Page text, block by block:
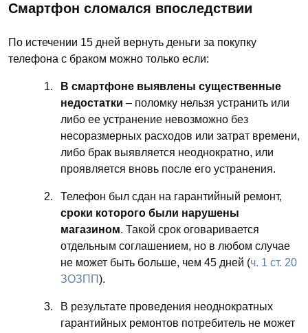
Смартфон сломался впоследствии
По истечении 15 дней вернуть деньги за покупку
телефона с браком можно только если:
В смартфоне выявлены существенные
недостатки – поломку нельзя устранить или
либо ее устранение невозможно без
несоразмерных расходов или затрат времени,
либо брак выявляется неоднократно, или
проявляется вновь после его устранения.
Телефон был сдан на гарантийный ремонт,
сроки которого были нарушены
магазином. Такой срок оговаривается
отдельным соглашением, но в любом случае
не может быть больше, чем 45 дней (ч. 1 ст. 20
ЗОЗПП).
В результате проведения неоднократных
гарантийных ремонтов потребитель не может